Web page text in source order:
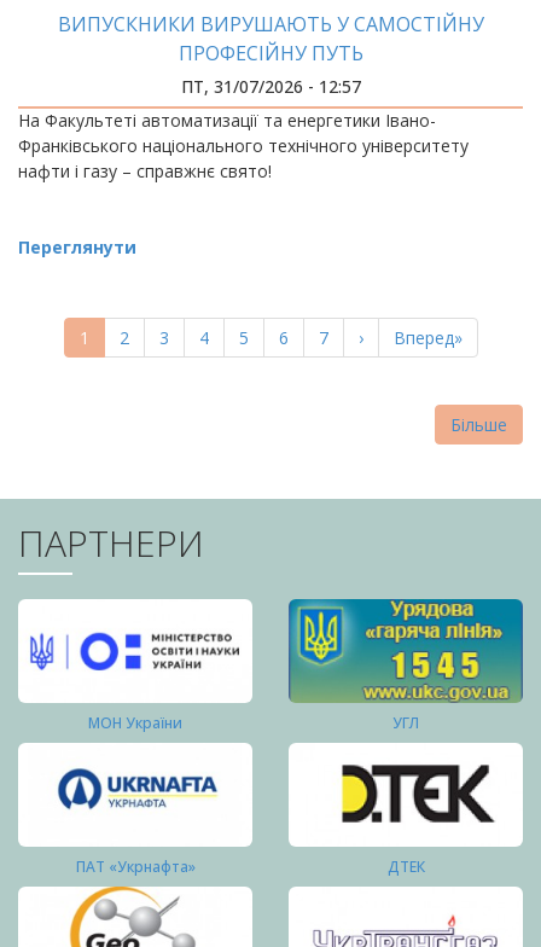
ВИПУСКНИКИ ВИРУШАЮТЬ У САМОСТІЙНУ
ПРОФЕСІЙНУ ПУТЬ
ПТ, 31/07/2026 - 12:57
На Факультеті автоматизації та енергетики Івано-
Франківського національного технічного університету
нафти і газу – справжнє свято!
Переглянути
СТОРІНКИПоточна
сторінка
1 Page
2 Page
3 Page
4 Page
5 Page
6 Page
7
Наступна
сторінка
›
Остання
сторінка
Вперед»
Більше
ПАРТНЕРИ
МОН України УГЛ
ПАТ «Укрнафта» ДТЕК